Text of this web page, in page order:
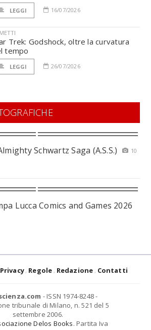
LEGGI 16/07/2026
Trek: Godshock, oltre la curvatura
tempo
LEGGI 26/07/2026
Schwartz Saga (A.S.S.)
10
Lucca Comics and Games 2026
Privacy Regole Redazione Contatti
- ISSN 1974-8248 -
tribunale di Milano, n. 521 del 5
settembre 2006.
Delos Books. Partita Iva